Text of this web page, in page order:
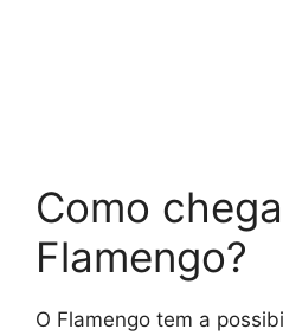
Como
Flamengo?
O Flamengo tem a